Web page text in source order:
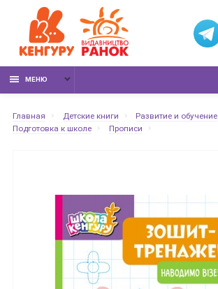
МЕНЮ
Главная Детские книги
Развитие и обучение
Подготовка к школе
Прописи